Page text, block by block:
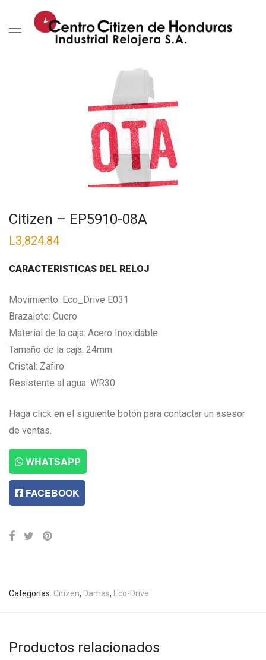
Citizen – EP5910-08A
L3,824.84
CARACTERISTICAS DEL RELOJ
Movimiento: Eco_Drive E031
Brazalete: Cuero
Material de la caja: Acero Inoxidable
Tamaño de la caja: 24mm
Cristal: Zafiro
Resistente al agua: WR30
Haga click en el siguiente botón para contactar un asesor
de ventas.
WHATSAPP
FACEBOOK
Categorías: Citizen, Damas, Eco-Drive
Productos relacionados